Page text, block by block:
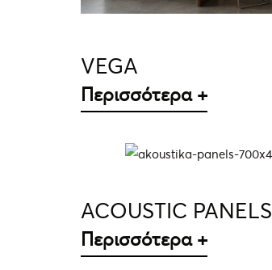
VEGA
Περισσότερα +
ΛΕΠΤΟΜΈΡΕΙΕΣ
ACOUSTIC PANELS
Περισσότερα +